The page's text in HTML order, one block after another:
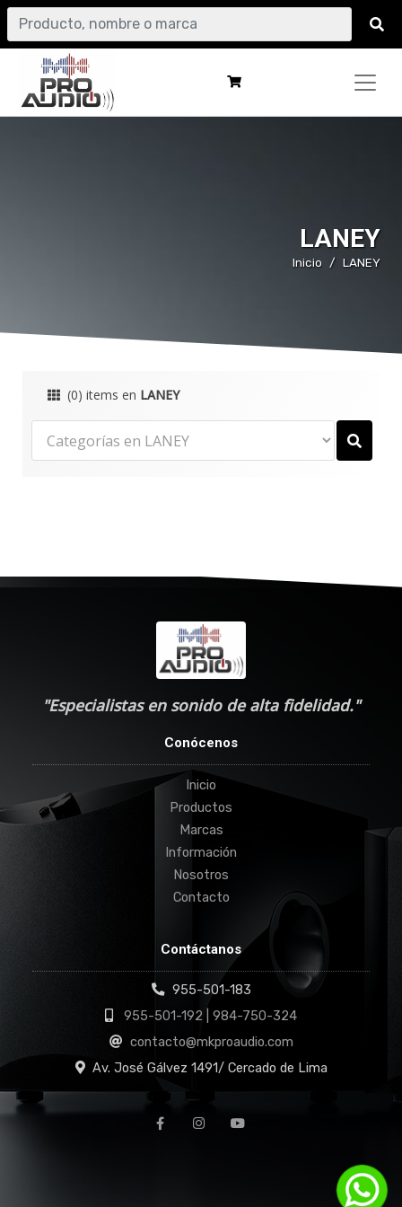
LANEY
Inicio LANEY
(0) items en LANEY
"Especialistas en sonido de alta fidelidad."
Conócenos
Inicio
Productos
Marcas
Información
Nosotros
Contacto
Contáctanos
955-501-183
955-501-192 | 984-750-324
contacto@mkproaudio.com
Av. José Gálvez 1491/ Cercado de Lima